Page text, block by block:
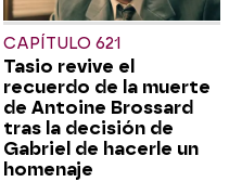
CAPÍTULO 621
Tasio revive el
recuerdo de la muerte
de Antoine Brossard
tras la decisión de
Gabriel de hacerle un
homenaje